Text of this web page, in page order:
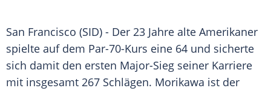
San Francisco (SID) - Der 23 Jahre alte Amerikaner
spielte auf dem Par-70-Kurs eine 64 und sicherte
sich damit den ersten Major-Sieg seiner Karriere
mit insgesamt 267 Schlägen. Morikawa ist der